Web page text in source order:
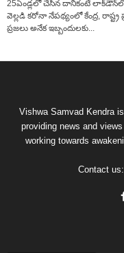
25ఏండ్ల‌లో చేసిన దానికంటే
వెల్ల‌డి క‌రోనా నేప‌థ్యంలో కేంద్ర‌,
ప్ర‌జ‌లు అనేక ఇబ్బందులకు...
Vishwa Samvad Kendra
providing news and
working towards
Contact us: